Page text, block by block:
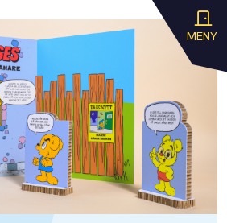
MENY